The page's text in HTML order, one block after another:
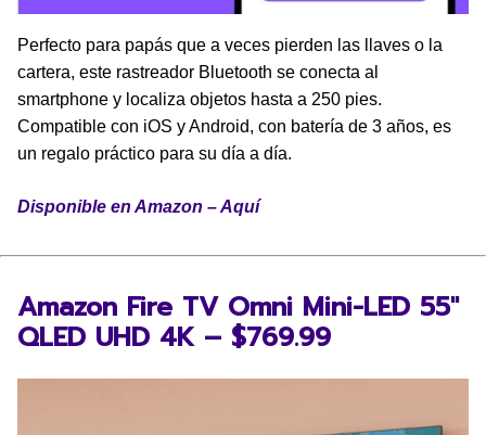
Perfecto para papás que a veces pierden las llaves o la
cartera, este rastreador Bluetooth se conecta al
smartphone y localiza objetos hasta a 250 pies.
Compatible con iOS y Android, con batería de 3 años, es
un regalo práctico para su día a día.
Disponible en Amazon – Aquí
Amazon Fire TV Omni Mini-LED 55″
QLED UHD 4K – $769.99